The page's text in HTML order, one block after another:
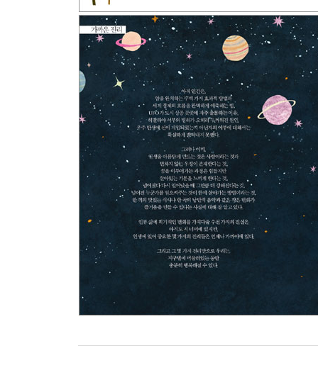
+ 위로의 재료
+ 이건 비밀인데(비밀에 관한 짧은 고찰)
+ 목소리
+ 나를 살리는 말, 나를 죽이는 말
RELAXING. 완벽한 하루에도 1cm 틈이 필요해
+ Once a Week
+ 샐러리맨이 싫어하는 덧셈
+ 우주를 잃어버리지 말 것
+ 불편한 진실
+ 火요일에도 火내지 말 것
+ 행복의 기준
+ 지난번 데려온 고양이가 말을 해
+ 월요일 아침의 단말마
+ 도둑보다 행복해야지
+ 나를 위로 하는 것들 1
+ 나를 위로 하는 것들 2
+ 나를 위로 하는 것들 4